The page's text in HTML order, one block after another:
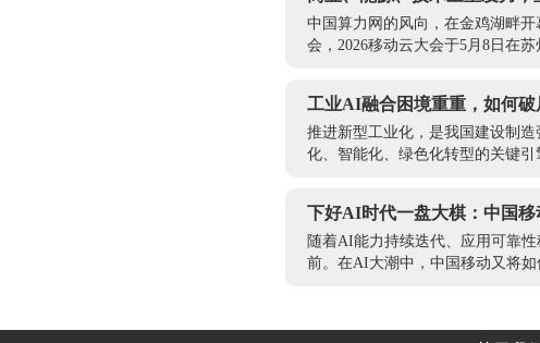
中国算力网的风向，在金鸡湖畔
会，2026移动云大会于5月8日在
工业AI融合困境重重，如何破
推进新型工业化，是我国建设制
化、智能化、绿色化转型的关键
下好AI时代一盘大棋：中国
随着AI能力持续迭代、应用可靠
前。在AI大潮中，中国移动又将